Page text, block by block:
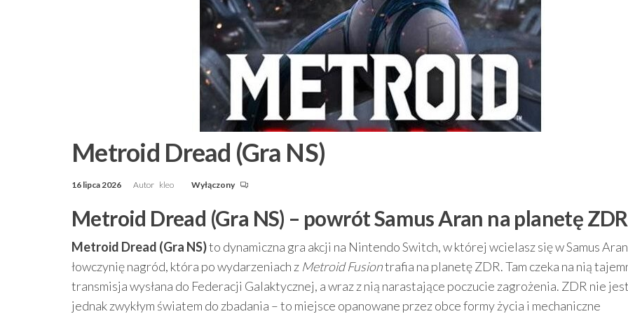
Metroid Dread (Gra NS)
16 lipca 2026 Autor kleo Wyłączony
Metroid Dread (Gra NS) – powrót Samus Aran na planetę ZDR
Metroid Dread (Gra NS)to dynamiczna gra akcji na Nintendo Switch, w której wcielasz się w Samus
łowczynię nagród, która po wydarzeniach z Metroid Fusiontrafia na planetę ZDR. Tam czeka na nią
transmisja wysłana do Federacji Galaktycznej, a wraz z nią narastające poczucie zagrożenia. ZDR nie jest
jednak zwykłym światem do zbadania – to miejsce opanowane przez obce formy życia i mechaniczne